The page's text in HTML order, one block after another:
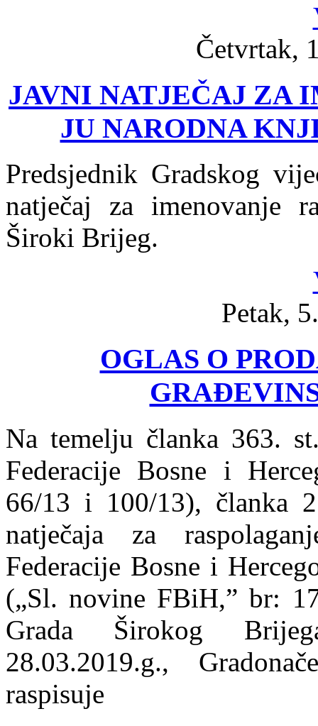
Četvrtak,
JAVNI NATJEČAJ ZA
JU NARODNA
Predsjednik Gradskog
natječaj za imenovanje
Široki Brijeg.
Petak,
OGLAS O
Na temelju članka 363.
Federacije Bosne i
66/13 i 100/13), članka
natječaja za
Federacije Bosne i
(„Sl. novine FBiH,” br:
Grada Širokog
28.03.2019.g.,
raspisuje